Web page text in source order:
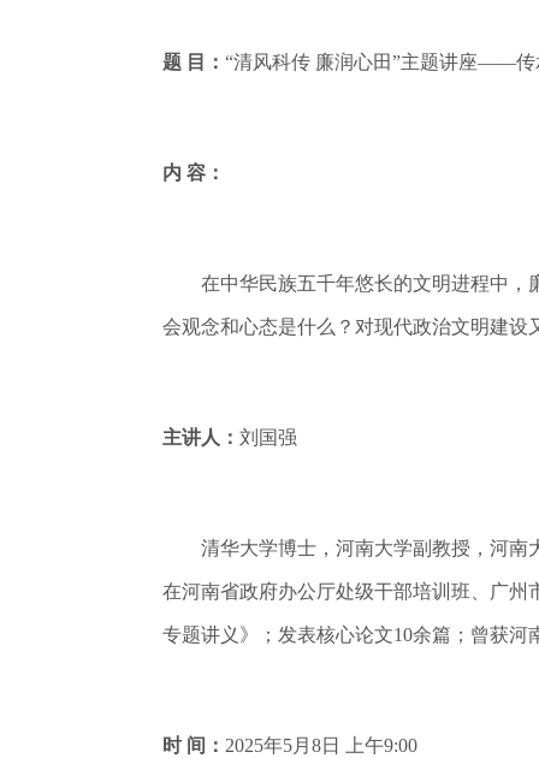
题 目： “清风科传 廉润心田”主题讲座——
内 容：
在中华民族五千年悠长的文明进程中，廉
会观念和心态是什么？对现代政治文明建设
主讲人： 刘国强
清华大学博士，河南大学副教授，河南大
在河南省政府办公厅处级干部培训班、广
专题讲义》；发表核心论文10余篇；曾获
时 间： 2025年5月8日 上午9:00